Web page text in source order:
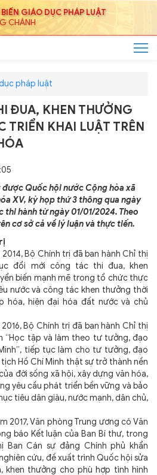
GIÁO DỤC PHÁP LUẬT
CHÁNH
pháp luật
ĐUA, KHEN THƯỞNG
TRIỂN KHAI LUẬT TRÊN
Quốc hội nước Cộng hòa xã
XV, kỳ họp thứ 3 thông qua ngày
thi hành từ ngày 01/01/2024. Theo
cơ sở cả về lý luận và thực tiến.
Bộ Chính trị đã ban hành Chỉ thị
đổi mới công tác thi đua, khen
biến mạnh mẽ trong tổ chức thực
nước và công tác khen thưởng thời
hóa, hiện đại hóa đất nước và chủ
Bộ Chính trị đã ban hànhChỉ thị
“Học tập và làm theo tư tưởng, đạo
”, tiếp tục làm cho tư tưởng, đạo
Hồ Chí Minh thật sự trở thành nền
đời sống xã hội, xây dựng văn hóa,
yêu cầu phát triển bền vững và bảo
tiêu dân giàu, nước mạnh, dân chủ,
Văn phòng Trung ương có Văn
báo Kết luận của Ban Bí thư, trong
Cán sự đảng Chính phủ khẩn
cứu, đề xuất trình Quốc hội sửa
khen thưởng cho phù hợp tình hình